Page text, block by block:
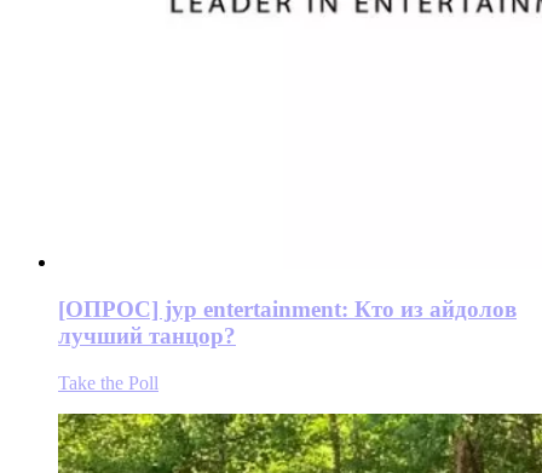
[ОПРОС] jyp entertainment: Кто из айдолов
лучший танцор?
Take the Poll